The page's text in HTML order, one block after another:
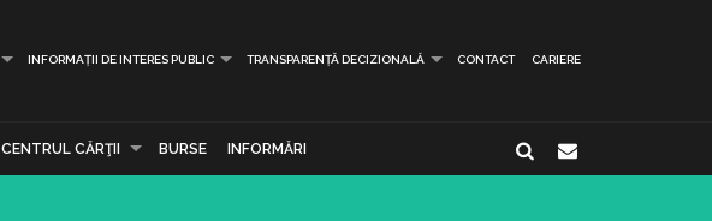
INFORMAȚII DE INTERES PUBLIC TRANSPARENȚĂ DECIZIONALĂ CONTACT CARIERE
CENTRUL CĂRŢII BURSE INFORMĂRI